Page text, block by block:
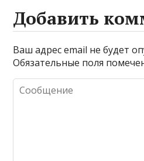
Добавить
Ваш адрес email не будет
Обязательные поля